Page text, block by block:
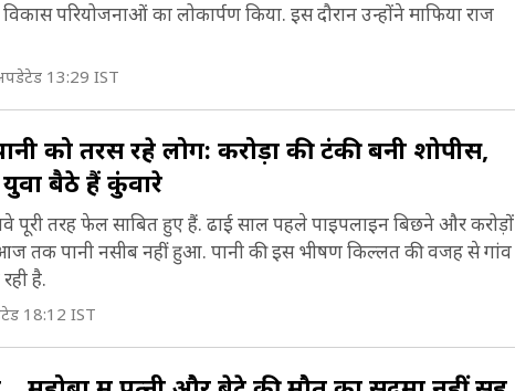
परियोजनाओं का लोकार्पण किया. इस दौरान उन्होंने माफिया राज
13:29 IST
को तरस रहे लोग: करोड़ों की टंकी बनी शोपीस,
बैठे हैं कुंवारे
पूरी तरह फेल साबित हुए हैं. ढाई साल पहले पाइपलाइन बिछने और करोड़ों
तक पानी नसीब नहीं हुआ. पानी की इस भीषण किल्लत की वजह से गांव
है.
18:12 IST